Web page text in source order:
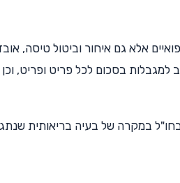
אלא גם איחור וביטול טיסה,
בסכום לכל פריט ופריט, וכן
בחו"ל במקרה של בעיה בריאותית